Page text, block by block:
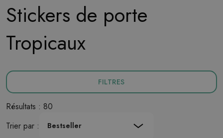
Stickers de porte
Tropicaux
FILTRES
Résultats : 80
Trier par :
Bestseller